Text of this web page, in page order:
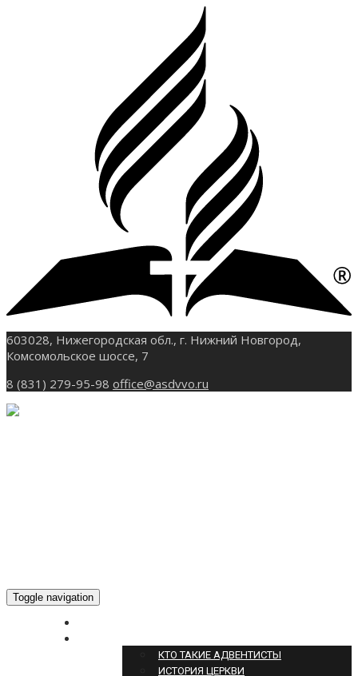
603028, Нижегородская обл., г. Нижний Новгород,
Комсомольское шоссе, 7
8 (831) 279-95-98 office@asdvvo.ru
Toggle navigation
КТО ТАКИЕ АДВЕНТИСТЫ
ИСТОРИЯ ЦЕРКВИ